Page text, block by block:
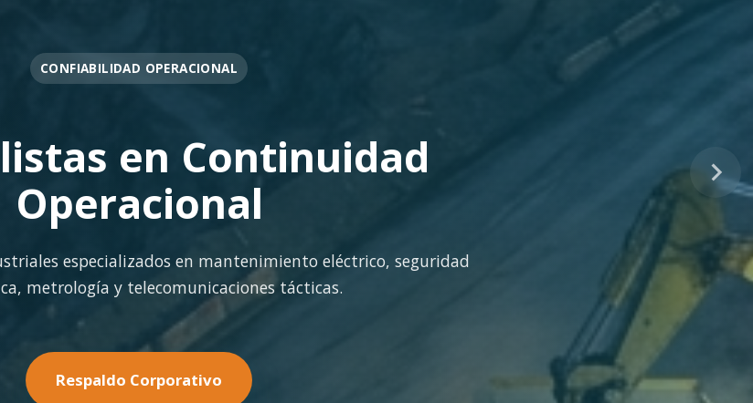
Continuo
minería pesada.
Nuestras Soluciones